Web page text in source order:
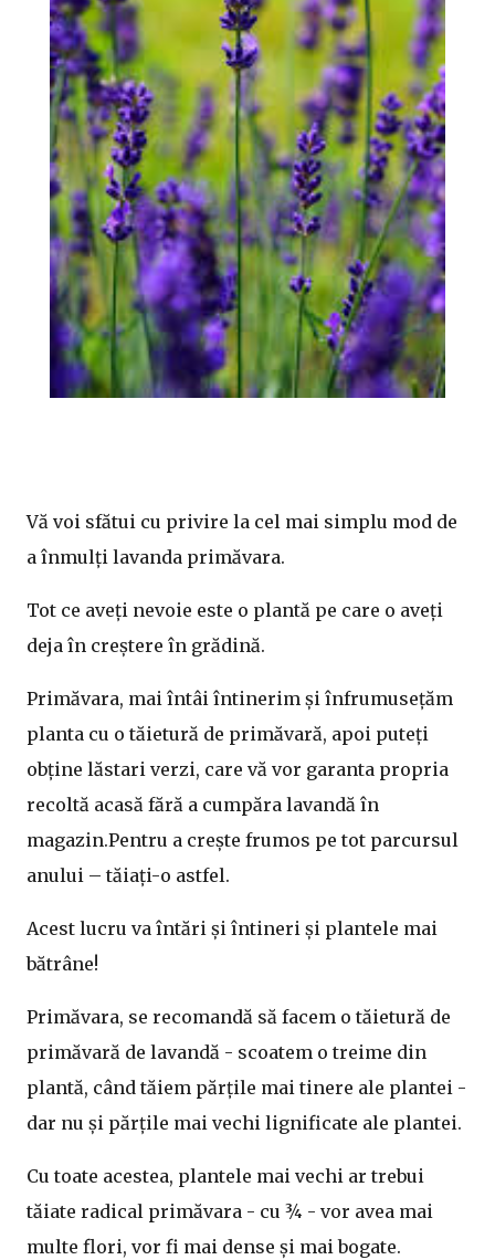
Vă voi sfătui cu privire la cel mai simplu mod de
a înmulți lavanda primăvara.
Tot ce aveți nevoie este o plantă pe care o aveți
deja în creștere în grădină.
Primăvara, mai întâi întinerim și înfrumusețăm
planta cu o tăietură de primăvară, apoi puteți
obține lăstari verzi, care vă vor garanta propria
recoltă acasă fără a cumpăra lavandă în
magazin.Pentru a crește frumos pe tot parcursul
anului – tăiați-o astfel.
Acest lucru va întări și întineri și plantele mai
bătrâne!
Primăvara, se recomandă să facem o tăietură de
primăvară de lavandă - scoatem o treime din
plantă, când tăiem părțile mai tinere ale plantei -
dar nu și părțile mai vechi lignificate ale plantei.
Cu toate acestea, plantele mai vechi ar trebui
tăiate radical primăvara - cu ¾ - vor avea mai
multe flori, vor fi mai dense și mai bogate.